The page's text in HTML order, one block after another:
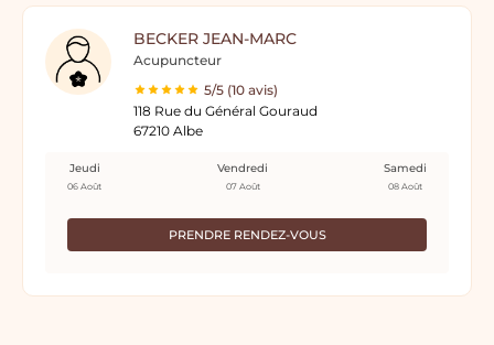
BECKER JEAN-MARC
Acupuncteur
5/5 (10 avis)
118 Rue du Général Gouraud
67210 Albe
PRENDRE RENDEZ-VOUS
Jeudi
06 Août
Vendredi
07 Août
Samedi
08 Août